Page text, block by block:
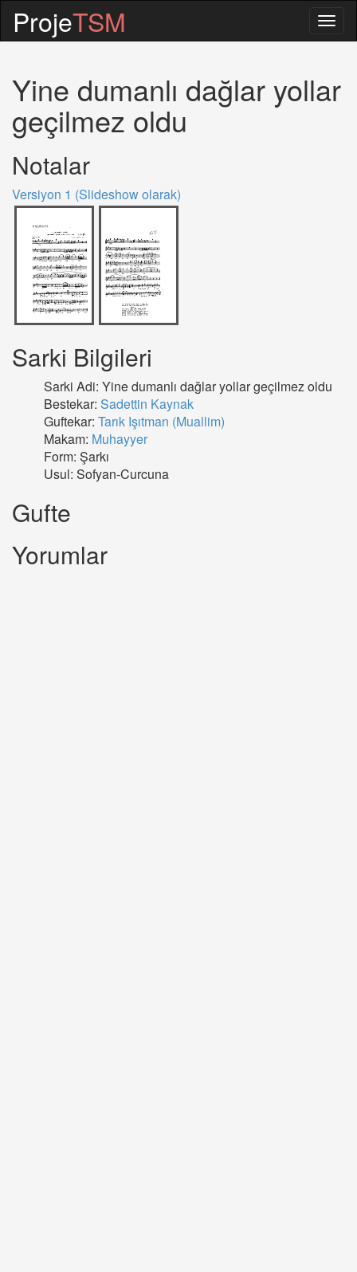
ProjeTSM
Yine dumanlı dağlar yollar
geçilmez oldu
Notalar
Versiyon 1 (Slideshow olarak)
Sarki Bilgileri
Sarki Adi: Yine dumanlı dağlar yollar geçilmez oldu
Bestekar: Sadettin Kaynak
Guftekar: Tarık Işıtman (Muallim)
Makam: Muhayyer
Form: Şarkı
Usul: Sofyan-Curcuna
Gufte
Yorumlar